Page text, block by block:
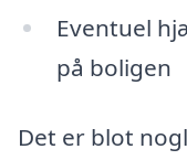
Eventuel
på boligen
Det er blot